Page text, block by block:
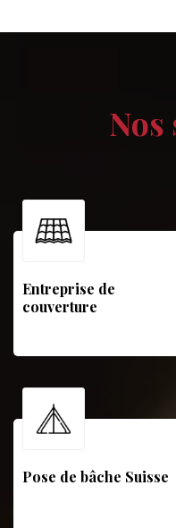
Nos
Entreprise de
couverture
Pose de bâche Suisse